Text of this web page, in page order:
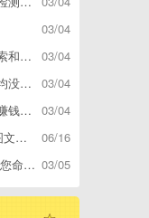
03/04
03/04
区别
03/04
解决
03/04
过万
06/16
程
03/05
怎么办